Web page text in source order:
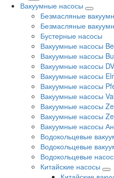
Вакуумные насосы
Безмасляные
Безмасляные
Бустерные насосы
Вакуумные насосы
Вакуумные насосы
Вакуумные насосы
Вакуумные насосы
Вакуумные насосы
Вакуумные насосы
Вакуумные насосы
Вакуумные насосы
Вакуумные насосы
Водокольцевые
Водокольцевые
Водокольцевые
Китайские насосы